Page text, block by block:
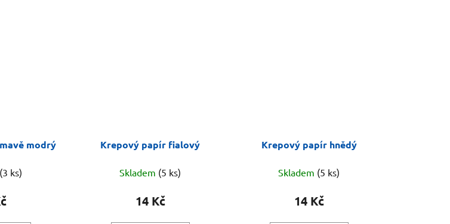
modrý
(3 ks)
Krepový papír fialový
Skladem (5 ks)
14 Kč
Krepový papír hnědý
Skladem (5 ks)
14 Kč